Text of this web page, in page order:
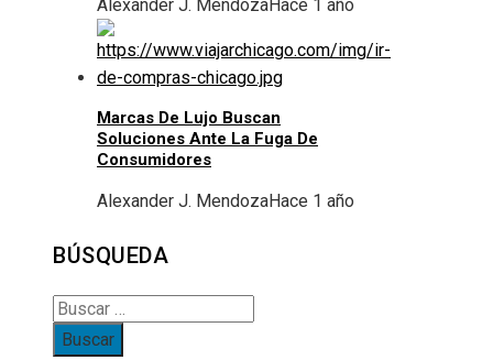
Alexander J. MendozaHace 1 año
Marcas De Lujo Buscan
Soluciones Ante La Fuga De
Consumidores
Alexander J. MendozaHace 1 año
BÚSQUEDA
Buscar: